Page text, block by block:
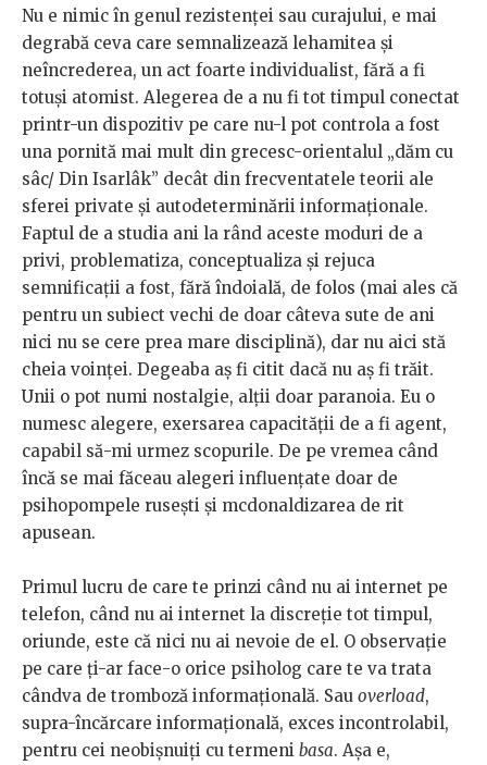
Nu e nimic în genul rezistenței sau curajului, e mai
degrabă ceva care semnalizează lehamitea și
neîncrederea, un act foarte individualist, fără a fi
totuși atomist. Alegerea de a nu fi tot timpul conectat
printr-un dispozitiv pe care nu-l pot controla a fost
una pornită mai mult din grecesc-orientalul „dăm cu
sâc/ Din Isarlâk” decât din frecventatele teorii ale
sferei private și autodeterminării informaționale.
Faptul de a studia ani la rând aceste moduri de a
privi, problematiza, conceptualiza și rejuca
semnificații a fost, fără îndoială, de folos (mai ales că
pentru un subiect vechi de doar câteva sute de ani
nici nu se cere prea mare disciplină), dar nu aici stă
cheia voinței. Degeaba aș fi citit dacă nu aș fi trăit.
Unii o pot numi nostalgie, alții doar paranoia. Eu o
numesc alegere, exersarea capacității de a fi agent,
capabil să-mi urmez scopurile. De pe vremea când
încă se mai făceau alegeri influențate doar de
psihopompele rusești și mcdonaldizarea de rit
apusean.
Primul lucru de care te prinzi când nu ai internet pe
telefon, când nu ai internet la discreție tot timpul,
oriunde, este că nici nu ai nevoie de el. O observație
pe care ți-ar face-o orice psiholog care te va trata
cândva de tromboză informațională. Sau overload,
supra-încărcare informațională, exces incontrolabil,
pentru cei neobișnuiți cu termeni basa. Așa e,